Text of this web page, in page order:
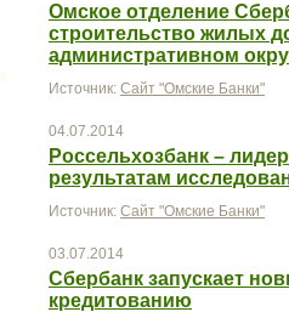
Омское отделение
строительство жилых
административном
Источник: Сайт "Омские Банки"
04.07.2014
Россельхозбанк –
результатам
Источник: Сайт "Омские Банки"
03.07.2014
Сбербанк запускает
кредитованию